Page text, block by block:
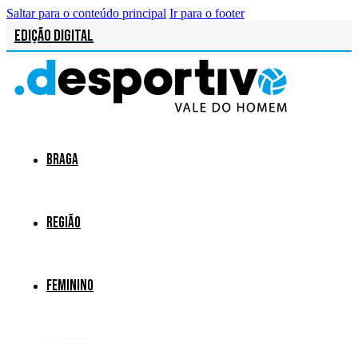
Saltar para o conteúdo principal Ir para o footer
Edição Digital
Braga
Região
Feminino